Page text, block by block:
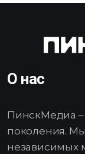
О нас
ПинскМедиа –
поколения.
независимых